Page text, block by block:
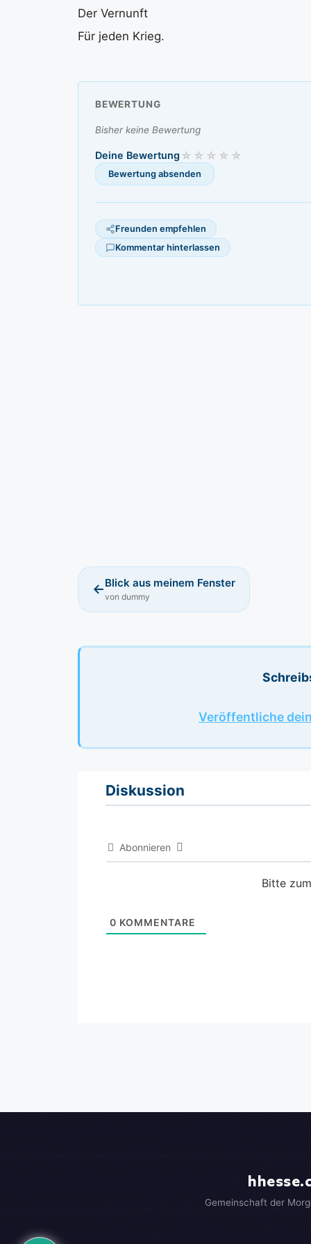
Der Vernunft
Für jeden Krieg.
BEWERTUNG
Bisher keine Bewertung
Deine Bewertung
Freunden empfehlen
Kommentar hinterlassen
←Blick aus meinem Fenster
von dummy
Veröffentliche
Diskussion
Abonnieren
Bitte
0 KOMMENTARE
Gemeinschaft der